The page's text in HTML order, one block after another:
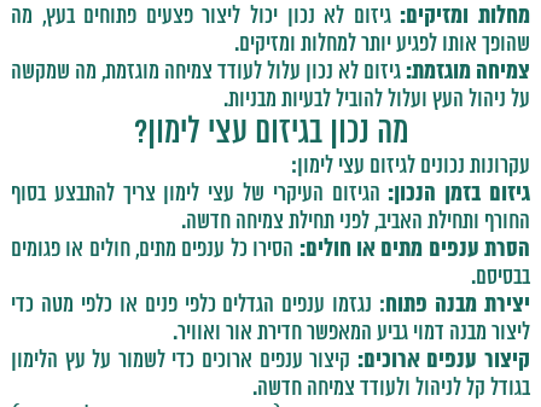
מחלות ומזיקים:גיזום לא נכון יכול ליצור פצעים פתוחים בעץ, מה
שהופך אותו לפגיע יותר למחלות ומזיקים.
צמיחה מוגזמת:גיזום לא נכון עלול לעודד צמיחה מוגזמת, מה שמקשה
על ניהול העץ ועלול להוביל לבעיות מבניות.
מה נכון בגיזום עצי לימון?
עקרונות נכונים לגיזום עצי לימון:
גיזום בזמן הנכון:הגיזום העיקרי של עצי לימון צריך להתבצע בסוף
החורף ותחילת האביב, לפני תחילת צמיחה חדשה.
הסרת ענפים מתים או חולים: הסירו כל ענפים מתים, חולים או פגומים
בבסיסם.
יצירת מבנה פתוח: נגזמו ענפים הגדלים כלפי פנים או כלפי מטה כדי
ליצור מבנה דמוי גביע המאפשר חדירת אור ואוויר.
קיצור ענפים ארוכים: קיצור ענפים ארוכים כדי לשמור על עץ הלימון
בגודל קל לניהול ולעודד צמיחה חדשה.